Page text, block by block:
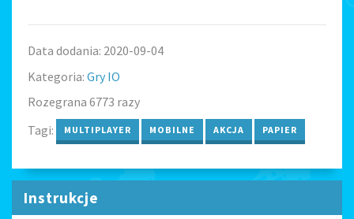
Data dodania: 2020-09-04
Kategoria: Gry IO
Rozegrana 6773 razy
Tagi:
MULTIPLAYER MOBILNE AKCJA PAPIER
Instrukcje